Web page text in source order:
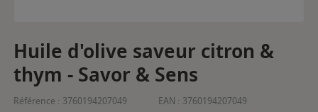
Huile d'olive saveur citron &
thym - Savor & Sens
Référence : 3760194207049 EAN : 3760194207049